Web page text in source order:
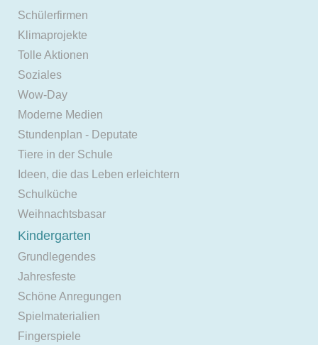
Schülerfirmen
Klimaprojekte
Tolle Aktionen
Soziales
Wow-Day
Moderne Medien
Stundenplan - Deputate
Tiere in der Schule
Ideen, die das Leben erleichtern
Schulküche
Weihnachtsbasar
Kindergarten
Grundlegendes
Jahresfeste
Schöne Anregungen
Spielmaterialien
Fingerspiele